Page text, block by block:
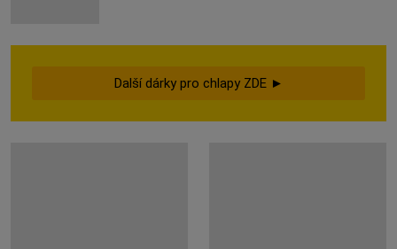
Další dárky pro chlapy ZDE ►